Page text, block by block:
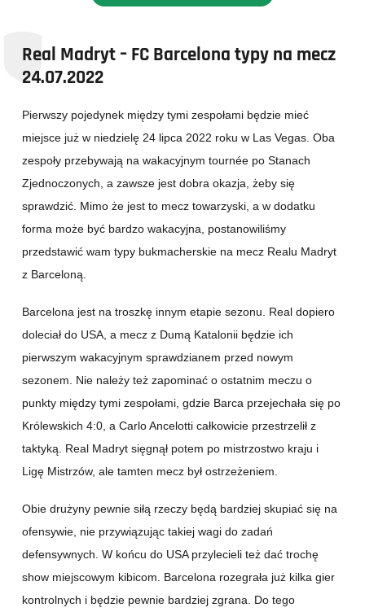
Real Madryt – FC Barcelona typy na mecz
24.07.2022
Pierwszy pojedynek między tymi zespołami będzie mieć
miejsce już w niedzielę 24 lipca 2022 roku w Las Vegas. Oba
zespoły przebywają na wakacyjnym tournée po Stanach
Zjednoczonych, a zawsze jest dobra okazja, żeby się
sprawdzić. Mimo że jest to mecz towarzyski, a w dodatku
forma może być bardzo wakacyjna, postanowiliśmy
przedstawić wam typy bukmacherskie na mecz Realu Madryt
z Barceloną.
Barcelona jest na troszkę innym etapie sezonu. Real dopiero
doleciał do USA, a mecz z Dumą Katalonii będzie ich
pierwszym wakacyjnym sprawdzianem przed nowym
sezonem. Nie należy też zapominać o ostatnim meczu o
punkty między tymi zespołami, gdzie Barca przejechała się po
Królewskich 4:0, a Carlo Ancelotti całkowicie przestrzelił z
taktyką. Real Madryt sięgnął potem po mistrzostwo kraju i
Ligę Mistrzów, ale tamten mecz był ostrzeżeniem.
Obie drużyny pewnie siłą rzeczy będą bardziej skupiać się na
ofensywie, nie przywiązując takiej wagi do zadań
defensywnych. W końcu do USA przylecieli też dać trochę
show miejscowym kibicom. Barcelona rozegrała już kilka gier
kontrolnych i będzie pewnie bardziej zgrana. Do tego